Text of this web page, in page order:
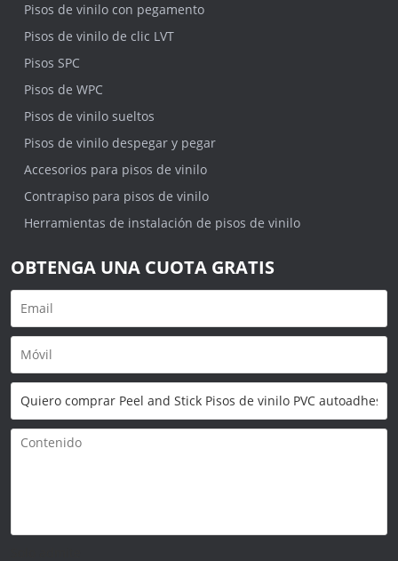
Pisos de vinilo con pegamento
Pisos de vinilo de clic LVT
Pisos SPC
Pisos de WPC
Pisos de vinilo sueltos
Pisos de vinilo despegar y pegar
Accesorios para pisos de vinilo
Contrapiso para pisos de vinilo
Herramientas de instalación de pisos de vinilo
OBTENGA UNA CUOTA GRATIS